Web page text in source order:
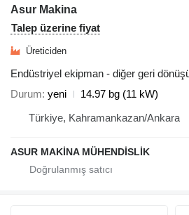
Asur Makina
Talep üzerine fiyat
Üreticiden
Endüstriyel ekipman - diğer geri
Durum yeni
14.97 bg (11 kW)
Türkiye, Kahramankazan/Ankara
ASUR MAKİNA MÜHENDİSLİK